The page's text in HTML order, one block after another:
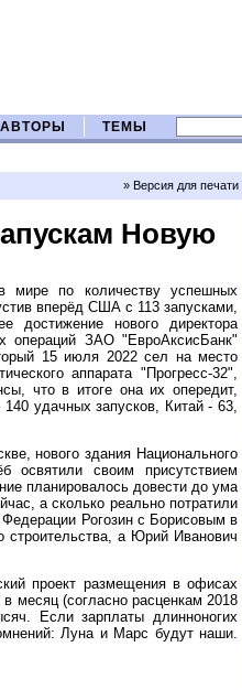
АВТОРЫ ТЕМЫ
» Версия для печати
Новую
мире по количеству успешных
вперёд США с 113 запусками,
нового директора
операций ЗАО "ЕвроАксисБанк"
15 июля 2022 сел на место
аппарата "Прогресс-32",
что в итоге она их опередит,
удачных запусков, Китай - 63,
нового здания Национального
освятили своим присутствием
планировалось довести до ума
а сколько реально потратили
Рогозин с Борисовым в
строительства, а Юрий Иванович
проект размещения в офисах
месяц (согласно расценкам 2018
Если зарплаты длинноногих
Луна и Марс будут наши.